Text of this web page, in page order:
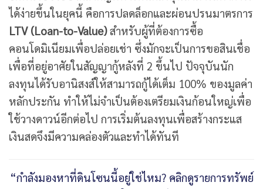
ได้ง่ายขึ้นในยุคนี้ คือการปลดล็อกและผ่อนปรนมาตรการ
LTV (Loan-to-Value)สำหรับผู้ที่ต้องการซื้อ
คอนโดมิเนียมเพื่อปล่อยเช่า ซึ่งมักจะเป็นการขอสินเชื่อ
เพื่อที่อยู่อาศัยในสัญญากู้หลังที่ 2 ขึ้นไป ปัจจุบันนัก
ลงทุนได้รับอานิสงส์ให้สามารถกู้ได้เต็ม 100% ของมูลค่า
หลักประกัน ทำให้ไม่จำเป็นต้องเตรียมเงินก้อนใหญ่เพื่อ
ใช้วางดาวน์อีกต่อไป การเริ่มต้นลงทุนเพื่อสร้างกระแส
เงินสดจึงมีความคล่องตัวและทำได้ทันที
“กำลังมองหาที่ดินโซนนี้อยู่ใช่ไหม? คลิกดูรายการทรัพย์